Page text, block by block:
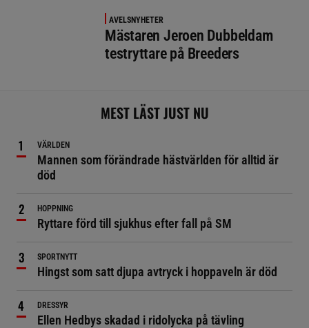
AVELSNYHETER
Mästaren Jeroen Dubbeldam
testryttare på Breeders
MEST LÄST JUST NU
VÄRLDEN
Mannen som förändrade hästvärlden för alltid är
död
HOPPNING
Ryttare förd till sjukhus efter fall på SM
SPORTNYTT
Hingst som satt djupa avtryck i hoppaveln är död
DRESSYR
Ellen Hedbys skadad i ridolycka på tävling